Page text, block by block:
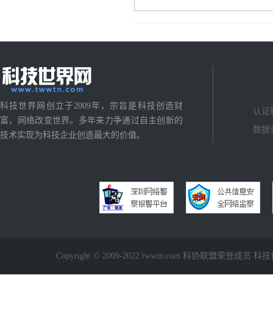
科技世界网创立于2009年，宗旨是科技创造财
富，网络改变世界。多年来力争通过自主创新的
技术实现为科技企业创造最大的价值。
认证
数据
Copyright © 2009-2022 twwtn.com 科协联盟荣誉成员 科